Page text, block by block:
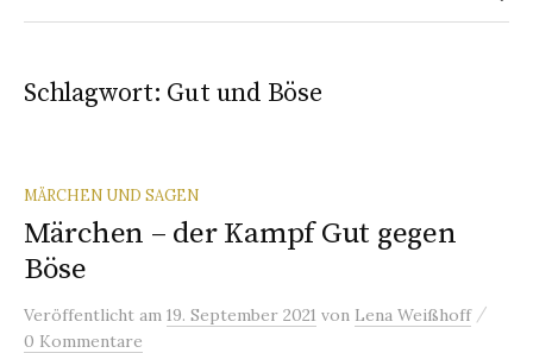
Schlagwort: Gut und Böse
MÄRCHEN UND SAGEN
Märchen – der Kampf Gut gegen
Böse
Veröffentlicht am 19. September 2021 von Lena Weißhoff /
0 Kommentare